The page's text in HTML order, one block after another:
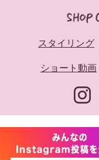
スタイリング
ショート動画